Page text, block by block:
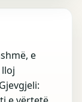
e